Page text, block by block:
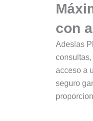
con
Adeslas
acceso a
seguro